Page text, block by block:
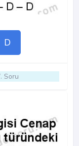
D
Soru